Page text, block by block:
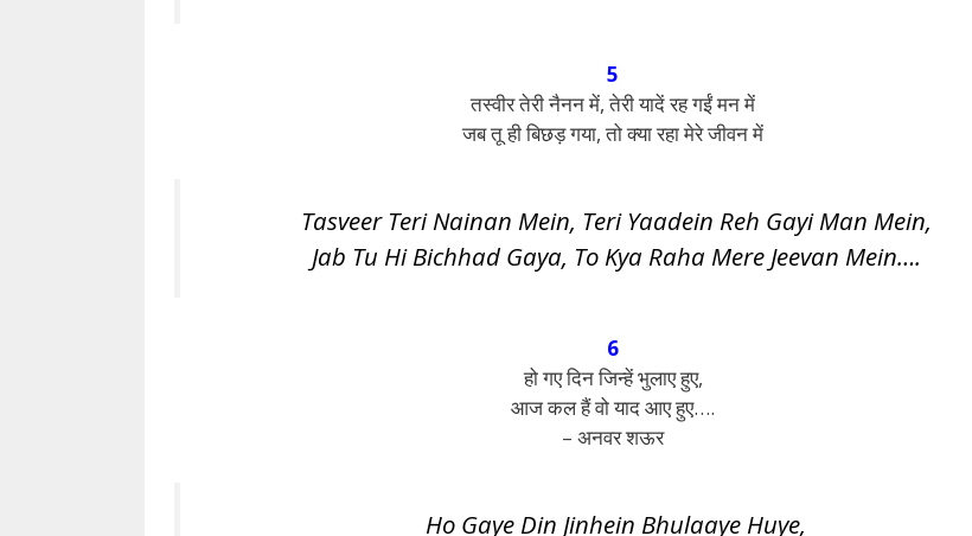
5
तस्वीर तेरी नैनन में, तेरी यादें रह गईं मन में
जब तू ही बिछड़ गया, तो क्या रहा मेरे जीवन में
Tasveer Teri Nainan Mein, Teri Yaadein Reh Gayi Man Mein,
Jab Tu Hi Bichhad Gaya, To Kya Raha Mere Jeevan Mein….
6
हो गए दिन जिन्हें भुलाए हुए,
आज कल हैं वो याद आए हुए….
– अनवर शऊर
Ho Gaye Din Jinhein Bhulaaye Huye,